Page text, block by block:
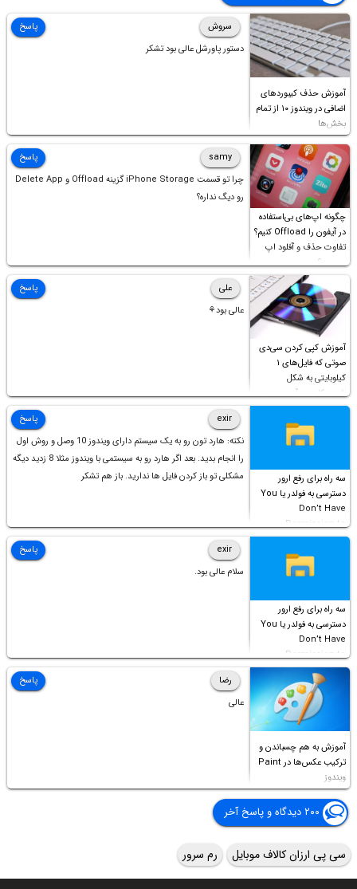
آموزش حذف کیبوردهای
اضافی در ویندوز ۱۰ از تمام
بخش‌ها
سروش
دستور پاورشل عالی بود تشکر
پاسخ
چگونه اپ‌های بی‌استفاده
در آیفون را Offload کنیم؟
تفاوت حذف و آفلود اپ
چیست؟
samy
چرا تو قسمت iPhone Storage گزینه Offload و Delete App
رو دیگ نداره؟
پاسخ
آموزش کپی کردن سی‌دی
صوتی که فایل‌های ۱
کیلوبایتی به شکل
شورت‌کات در آن موجود
است!
علی
عالی بود⚘
پاسخ
سه راه برای رفع ارور
دسترسی به فولدر یا You
Don’t Have
Permission to
Access this folder
exir
نکته: هارد تون رو به یک سیستم دارای ویندوز 10 وصل و روش اول
را انجام بدید. بعد اگر هارد رو به سیستمی با ویندوز مثلا 8 زدید دیگه
مشکلی تو باز کردن فایل ها ندارید. باز هم تشکر
پاسخ
سه راه برای رفع ارور
دسترسی به فولدر یا You
Don’t Have
Permission to
Access this folder
exir
سلام عالی بود.
پاسخ
آموزش به هم چسباندن و
ترکیب عکس‌ها در Paint
ویندوز
رضا
عالی
پاسخ
۲۰۰ دیدگاه و پاسخ آخر
سی پی ارزان کالاف موبایل رم سرور